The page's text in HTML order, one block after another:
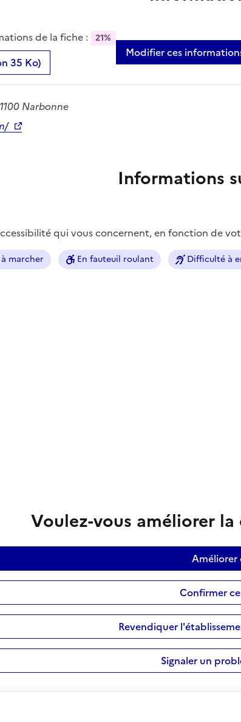
de la fiche : 21%
35 Ko)
Modifier ces
Narbonne
Informations
qui vous concernent, en fonction de
marcher En fauteuil roulant Difficulté à
Voulez-vous améliorer
Confirmer
Revendiquer
Signaler un